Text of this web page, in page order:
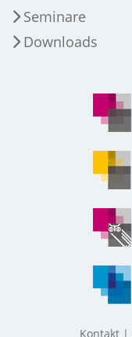
Seminare
Downloads
Kontakt